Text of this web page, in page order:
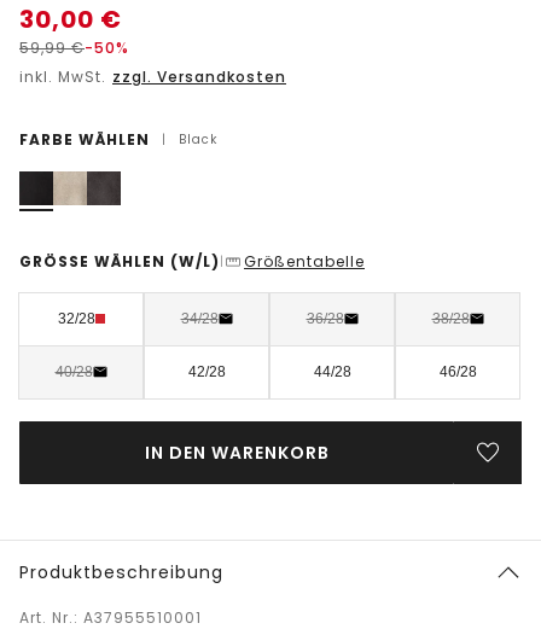
30,00 €
59,99€-50%
inkl. MwSt. zzgl. Versandkosten
FARBE WÄHLEN | Black
GRÖSSE WÄHLEN (W/L) | Größentabelle
32/28 34/28 36/28 38/28
40/28 42/28 44/28 46/28
IN DEN WARENKORB
Produktbeschreibung
Art. Nr.: A37955510001